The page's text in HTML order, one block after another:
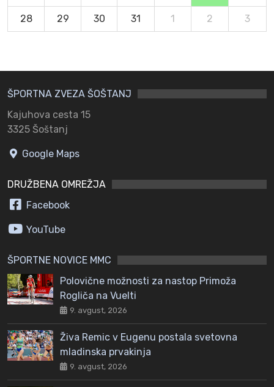
28 29 30 31 1 2 3
ŠPORTNA ZVEZA ŠOŠTANJ
Kajuhova cesta 15
3325 Šoštanj
Google Maps
DRUŽBENA OMREŽJA
Facebook
YouTube
ŠPORTNE NOVICE MMC
Polovične možnosti za nastop Primoža
Rogliča na Vuelti
9. avgust, 2026
Živa Remic v Eugenu postala svetovna
mladinska prvakinja
9. avgust, 2026